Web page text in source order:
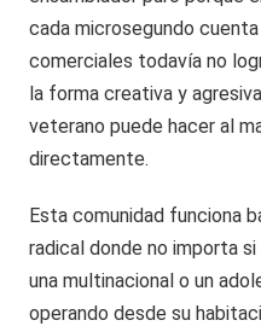
cada microsegundo
comerciales todavía no
la forma creativa y
veterano puede hacer al
directamente.
Esta comunidad funciona
radical donde no importa
una multinacional o un
operando desde su